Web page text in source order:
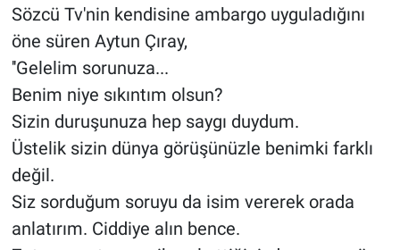
Sözcü Tv'nin kendisine ambargo uyguladığını
öne süren Aytun Çıray,
''Gelelim sorunuza...
Benim niye sıkıntım olsun?
Sizin duruşunuza hep saygı duydum.
Üstelik sizin dünya görüşünüzle benimki farklı
değil.
Siz sorduğum soruyu da isim vererek orada
anlatırım. Ciddiye alın bence.